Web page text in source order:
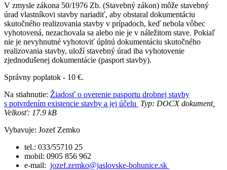
V zmysle zákona 50/1976 Zb. (Stavebný zákon) môže stavebný
úrad vlastníkovi stavby nariadiť, aby obstaral dokumentáciu
skutočného realizovania stavby v prípadoch, keď nebola vôbec
vyhotovená, nezachovala sa alebo nie je v náležitom stave. Pokiaľ
nie je nevyhnutné vyhotoviť úplnú dokumentáciu skutočného
realizovania stavby, uloží stavebný úrad iba vyhotovenie
zjednodušenej dokumentácie (pasport stavby).
Správny poplatok - 10 €.
Na stiahnutie: Žiadosť o overenie pasportu drobnej stavby
s potvrdením existencie stavby a jej účelu Typ: DOCX dokument,
Velkosť: 17.9 kB
Vybavuje: Jozef Zemko
tel.: 033/55710 25
mobil: 0905 856 962
e-mail: jozef.zemko@jaslovske-bohunice.sk